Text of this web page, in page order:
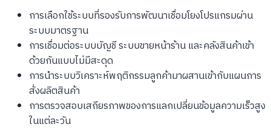
การเลือกใช้ระบบที่รองรับการพัฒนาเชื่อมโยงโปรแกรมผ่าน
ระบบมาตรฐาน
การเชื่อมต่อระบบบัญชี ระบบขายหน้าร้าน และคลังสินค้าเข้า
ด้วยกันแบบไม่มีสะดุด
การนำระบบวิเคราะห์พฤติกรรมลูกค้ามาผสานเข้ากับแผนการ
สั่งผลิตสินค้า
การตรวจสอบเสถียรภาพของการแลกเปลี่ยนข้อมูลความเร็วสูง
ในแต่ละวัน